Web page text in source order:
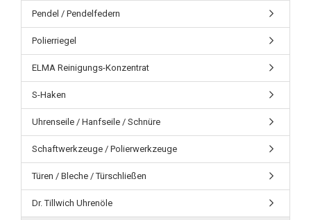
Pendel / Pendelfedern
Polierriegel
ELMA Reinigungs-Konzentrat
S-Haken
Uhrenseile / Hanfseile / Schnüre
Schaftwerkzeuge / Polierwerkzeuge
Türen / Bleche / Türschließen
Dr. Tillwich Uhrenöle